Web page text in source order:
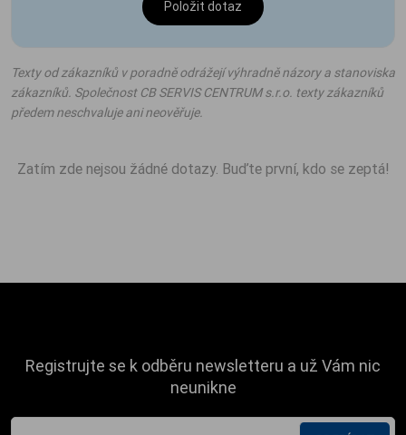
Položit dotaz
Texty od zákazníků v poradně odrážejí výhradně názory a stanoviska
zákazníků. Společnost CB SERVIS CENTRUM s.r.o. texty zákazníků
předem neschvaluje ani neověřuje.
Zatím zde nejsou žádné dotazy. Buďte první, kdo se zeptá!
Registrujte se k odběru newsletteru a už Vám nic
neunikne